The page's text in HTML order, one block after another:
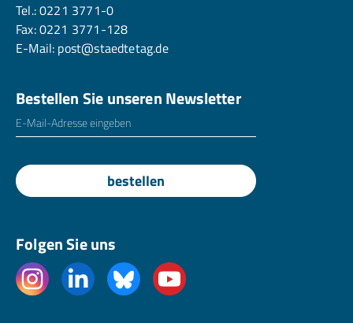
Tel.:0221 3771-0
Fax: 0221 3771-128
E-Mail: post@staedtetag.de
Bestellen Sie unseren Newsletter
E-Mailadresse
bestellen
Folgen Sie uns